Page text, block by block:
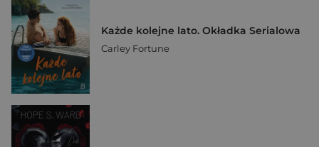
Każde kolejne lato. Okładka Serialowa
Carley Fortune